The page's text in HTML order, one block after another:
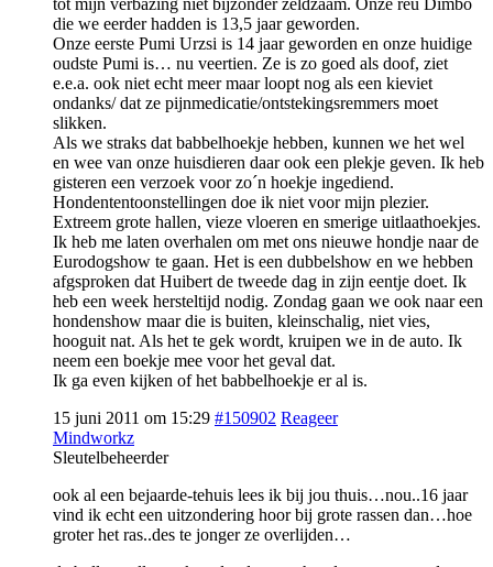
die we eerder hadden is 13,5 jaar geworden.
Onze eerste Pumi Urzsi is 14 jaar geworden en onze huidige
oudste Pumi is… nu veertien. Ze is zo goed als doof, ziet
e.e.a. ook niet echt meer maar loopt nog als een kieviet
ondanks/ dat ze pijnmedicatie/ontstekingsremmers moet
slikken.
Als we straks dat babbelhoekje hebben, kunnen we het wel
en wee van onze huisdieren daar ook een plekje geven. Ik heb
gisteren een verzoek voor zo´n hoekje ingediend.
Hondententoonstellingen doe ik niet voor mijn plezier.
Extreem grote hallen, vieze vloeren en smerige uitlaathoekjes.
Ik heb me laten overhalen om met ons nieuwe hondje naar de
Eurodogshow te gaan. Het is een dubbelshow en we hebben
afgsproken dat Huibert de tweede dag in zijn eentje doet. Ik
heb een week hersteltijd nodig. Zondag gaan we ook naar een
hondenshow maar die is buiten, kleinschalig, niet vies,
hooguit nat. Als het te gek wordt, kruipen we in de auto. Ik
neem een boekje mee voor het geval dat.
Ik ga even kijken of het babbelhoekje er al is.
15 juni 2011 om 15:29 #150902 Reageer
Mindworkz
Sleutelbeheerder
ook al een bejaarde-tehuis lees ik bij jou thuis…nou..16 jaar
vind ik echt een uitzondering hoor bij grote rassen dan…hoe
groter het ras..des te jonger ze overlijden…